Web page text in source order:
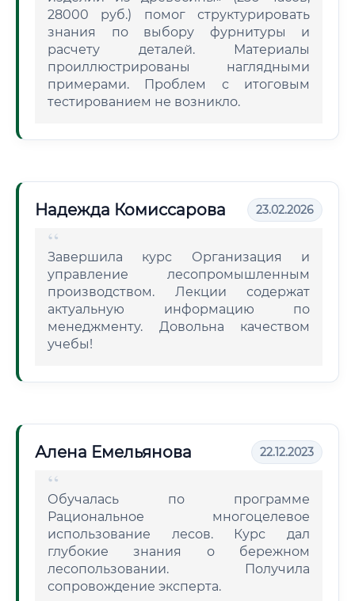
28000 руб.) помог структурировать
знания по выбору фурнитуры и
расчету деталей. Материалы
проиллюстрированы наглядными
примерами. Проблем с итоговым
тестированием не возникло.
Надежда Комиссарова 23.02.2026
Завершила курс Организация и
управление лесопромышленным
производством. Лекции содержат
актуальную информацию по
менеджменту. Довольна качеством
учебы!
Алена Емельянова 22.12.2023
Обучалась по программе
Рациональное многоцелевое
использование лесов. Курс дал
глубокие знания о бережном
лесопользовании. Получила
сопровождение эксперта.